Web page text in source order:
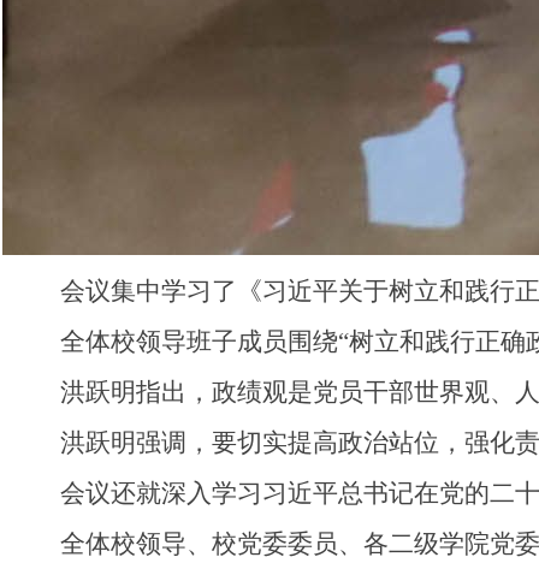
会议集中学习了《习近平关于树立和践行
全体校领导班子成员围绕“树立和践行正
洪跃明指出，政绩观是党员干部世界观、
洪跃明强调，要切实提高政治站位，强化
会议还就深入学习习近平总书记在党的二
全体校领导、校党委委员、各二级学院党